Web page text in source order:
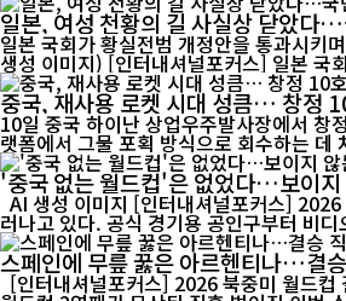
일본, 여성 천황의 길 사실상 닫았다
일본 국회가 황실전범 개정안을 통과시키
생성 이미지) [인터내셔널포커스]
중국, 재사용 로켓 시대 성큼… 창정
10일 중국 하이난 상업우주발사장에서 창
'중국 없는 월드컵'은 없었다…보이지
러나고 있다. 공식 경기용 공인구부터 비
스페인에 무릎 꿇은 아르헨티나…결
[인터내셔널포커스] 2026 북중미 월드컵